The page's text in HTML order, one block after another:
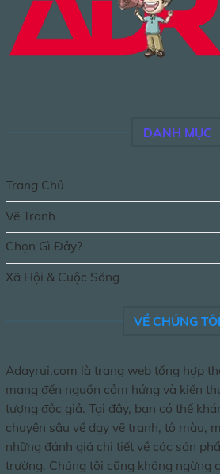
DANH MỤC
Trang Chủ
Vẽ Tranh
Chọn Gì Đây?
Xã Hội & Cuộc Sống
VỀ CHÚNG TÔI
Adayrui.com là trang web tổng hợp
mang đến nguồn cảm hứng và kiến
tượng độc giả. Tại đây, bạn có thể
chuyên sâu về dạy vẽ tranh, tô màu,
những đánh giá chi tiết về các sản
trường. Chúng tôi cũng không ngừng